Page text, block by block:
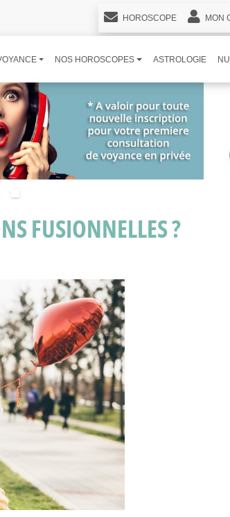
HOROSCOPE MON
NOS HOROSCOPES ASTROLOGIE
FUSIONNELLES ?